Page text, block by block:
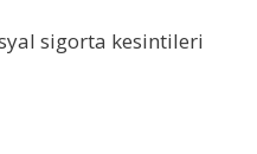
sigorta kesintileri